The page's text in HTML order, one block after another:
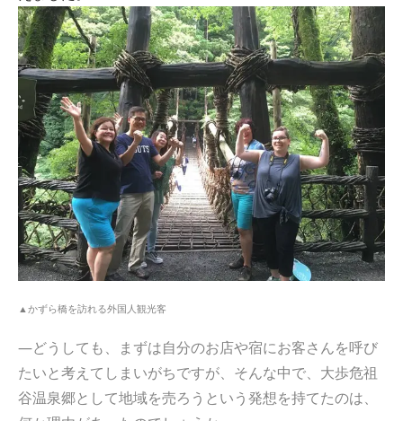
▲かずら橋を訪れる外国人観光客
—どうしても、まずは自分のお店や宿にお客さんを呼び
たいと考えてしまいがちですが、そんな中で、大歩危祖
谷温泉郷として地域を売ろうという発想を持てたのは、